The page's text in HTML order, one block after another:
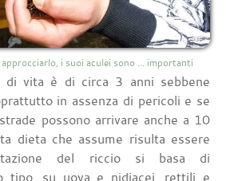
approcciarlo, i suoi aculei sono ... importanti
di vita è di circa 3 anni sebbene
in assenza di pericoli e se
possono arrivare anche a 10
dieta che assume risulta essere
del riccio si basa di
tipo, su uova e nidiacei, rettili e